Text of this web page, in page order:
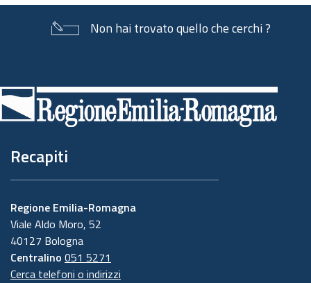
Non hai trovato quello che cerchi ?
di
pagina
Recapiti
Regione Emilia-Romagna
Viale Aldo Moro, 52
40127 Bologna
Centralino 051 5271
Cerca telefoni o indirizzi